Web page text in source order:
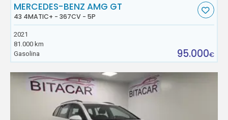
MERCEDES-BENZ AMG GT
43 4MATIC+ - 367CV - 5P
2021
81.000 km
Gasolina
95.000€